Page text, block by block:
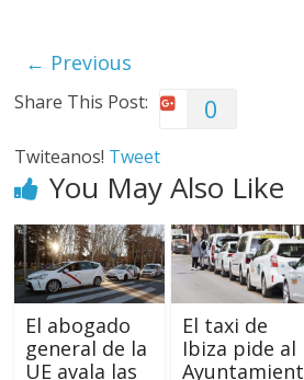
← Previous
Share This Post: 0
Twiteanos! Tweet
You May Also Like
El abogado
general de la
UE avala las
El taxi de
Ibiza pide al
Ayuntamient